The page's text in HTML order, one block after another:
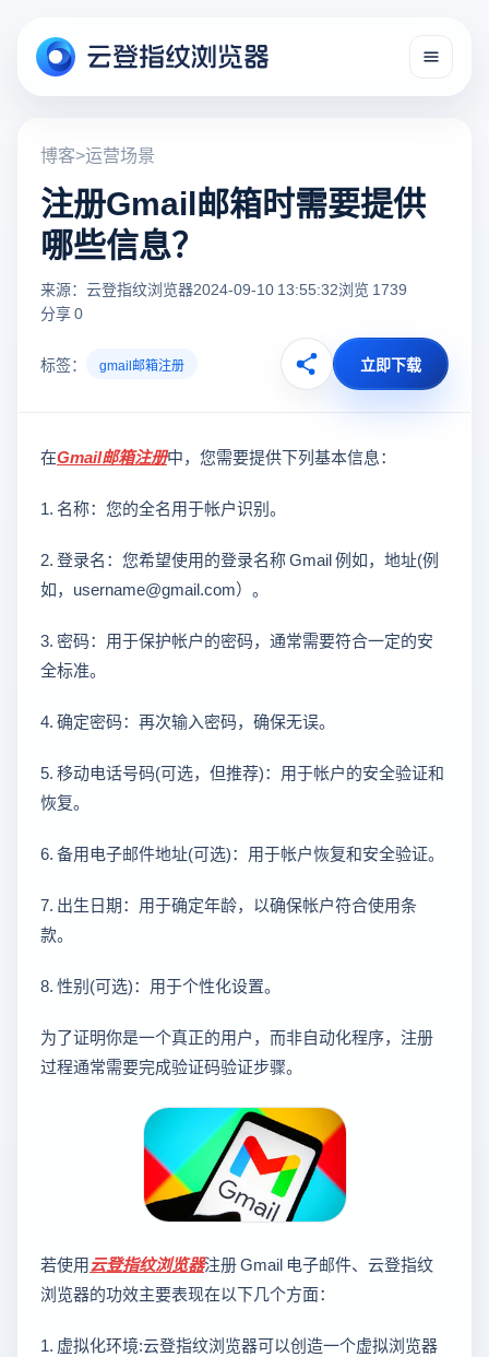
博客>运营场景
注册Gmail邮箱时需要提供
哪些信息？
来源：云登指纹浏览器2024-09-10 13:55:32浏览 1739
分享 0
标签： gmail邮箱注册 立即下载
在Gmail邮箱注册中，您需要提供下列基本信息：
1. 名称：您的全名用于帐户识别。
2. 登录名：您希望使用的登录名称 Gmail 例如，地址(例
如，username@gmail.com）。
3. 密码：用于保护帐户的密码，通常需要符合一定的安
全标准。
4. 确定密码：再次输入密码，确保无误。
5. 移动电话号码(可选，但推荐)：用于帐户的安全验证和
恢复。
6. 备用电子邮件地址(可选)：用于帐户恢复和安全验证。
7. 出生日期：用于确定年龄，以确保帐户符合使用条
款。
8. 性别(可选)：用于个性化设置。
为了证明你是一个真正的用户，而非自动化程序，注册
过程通常需要完成验证码验证步骤。
若使用云登指纹浏览器注册 Gmail 电子邮件、云登指纹
浏览器的功效主要表现在以下几个方面：
1. 虚拟化环境:云登指纹浏览器可以创造一个虚拟浏览器